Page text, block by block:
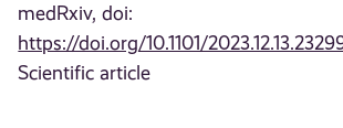
medRxiv, doi:
https://doi.org/10.1101/
Scientific article